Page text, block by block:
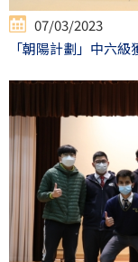
07/03/2023
「朝陽計劃」中六級